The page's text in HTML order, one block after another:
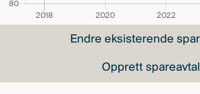
Endre eksisterende
Opprett